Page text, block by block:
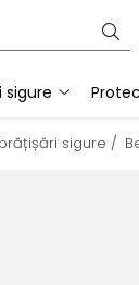
sigure
sigure /